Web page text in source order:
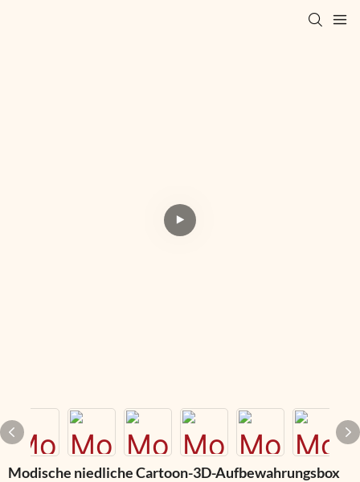
Modische niedliche Cartoon-3D-Aufbewahrungsbox